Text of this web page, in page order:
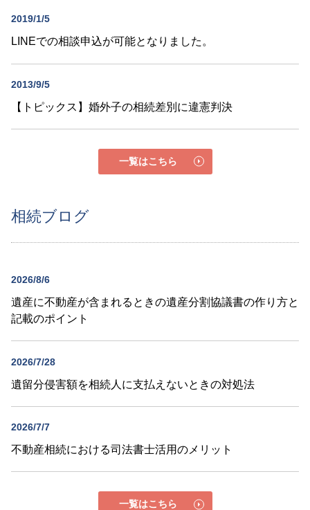
2019/1/5
LINEでの相談申込が可能となりました。
2013/9/5
【トピックス】婚外子の相続差別に違憲判決
一覧はこちら
相続ブログ
2026/8/6
遺産に不動産が含まれるときの遺産分割協議書の作り方と
記載のポイント
2026/7/28
遺留分侵害額を相続人に支払えないときの対処法
2026/7/7
不動産相続における司法書士活用のメリット
一覧はこちら